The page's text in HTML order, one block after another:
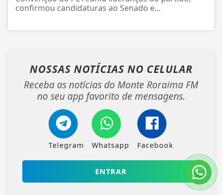
confirmou candidaturas ao Senado e...
NOSSAS NOTÍCIAS NO CELULAR
Receba as notícias do Monte Roraima FM
no seu app favorito de mensagens.
Telegram Whatsapp Facebook
ENTRAR